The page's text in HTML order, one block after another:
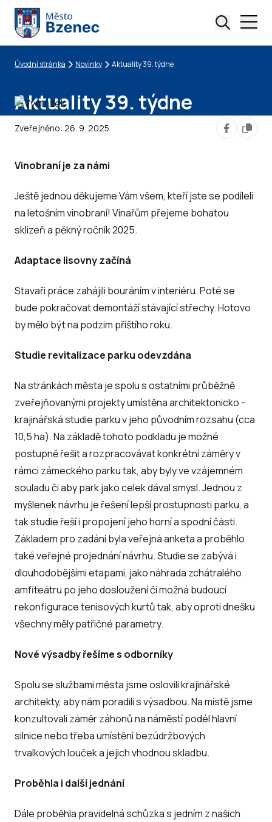
Drobečková navigace
Úvodní stránka Novinky Aktuality 39. týdne
Aktuality 39. týdne
Zveřejněno: 26. 9. 2025
Vinobraní je za námi
Ještě jednou děkujeme Vám všem, kteří jste se podíleli
na letošním vinobraní! Vinařům přejeme bohatou
sklizeň a pěkný ročník 2025.
Adaptace lisovny začíná
Stavaři práce zahájili bouráním v interiéru. Poté se
bude pokračovat demontáží stávající střechy. Hotovo
by mělo být na podzim příštího roku.
Studie revitalizace parku odevzdána
Na stránkách města je spolu s ostatními průběžně
zveřejňovanými projekty umístěna architektonicko -
krajinářská studie parku v jeho původním rozsahu (cca
10,5 ha). Na základě tohoto podkladu je možné
postupně řešit a rozpracovávat konkrétní záměry v
rámci zámeckého parku tak, aby byly ve vzájemném
souladu či aby park jako celek dával smysl. Jednou z
myšlenek návrhu je řešení lepší prostupnosti parku, a
tak studie řeší i propojení jeho horní a spodní části.
Základem pro zadání byla veřejná anketa a proběhlo
také veřejné projednání návrhu. Studie se zabývá i
dlouhodobějšími etapami, jako náhrada zchátralého
amfiteátru po jeho dosloužení či možná budoucí
rekonfigurace tenisových kurtů tak, aby oproti dnešku
všechny měly patřičné parametry.
Nové výsadby řešíme s odborníky
Spolu se službami města jsme oslovili krajinářské
architekty, aby nám poradili s výsadbou. Na místě jsme
konzultovali záměr záhonů na náměstí podél hlavní
silnice nebo třeba umístění bezúdržbových
trvalkových louček a jejich vhodnou skladbu.
Proběhla i další jednání
Dále proběhla pravidelná schůzka s jedním z našich